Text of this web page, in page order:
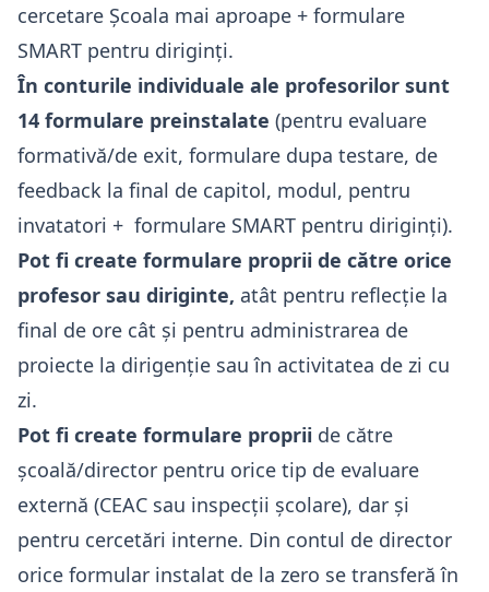
cercetare Școala mai aproape + formulare
SMART pentru diriginți.
În conturile individuale ale profesorilor sunt
14 formulare preinstalate (pentru evaluare
formativă/de exit, formulare dupa testare, de
feedback la final de capitol, modul, pentru
invatatori + formulare SMART pentru diriginți).
Pot fi create formulare proprii de către orice
profesor sau diriginte, atât pentru reflecție la
final de ore cât și pentru administrarea de
proiecte la dirigenție sau în activitatea de zi cu
zi.
Pot fi create formulare proprii de către
școală/director pentru orice tip de evaluare
externă (CEAC sau inspecții școlare), dar și
pentru cercetări interne. Din contul de director
orice formular instalat de la zero se transferă în